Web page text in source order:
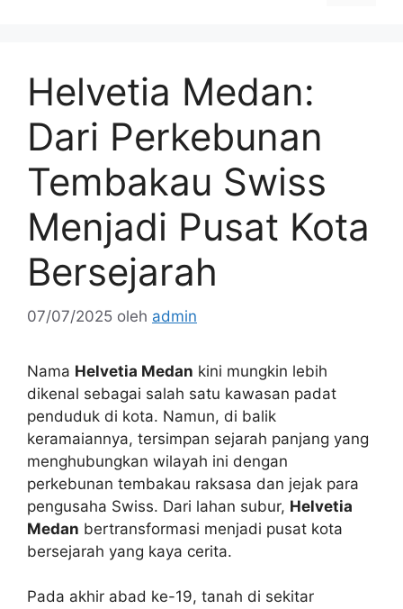
Helvetia Medan:
Dari Perkebunan
Tembakau Swiss
Menjadi Pusat Kota
Bersejarah
07/07/2025 oleh admin
Nama Helvetia Medan kini mungkin lebih
dikenal sebagai salah satu kawasan padat
penduduk di kota. Namun, di balik
keramaiannya, tersimpan sejarah panjang yang
menghubungkan wilayah ini dengan
perkebunan tembakau raksasa dan jejak para
pengusaha Swiss. Dari lahan subur, Helvetia
Medan bertransformasi menjadi pusat kota
bersejarah yang kaya cerita.
Pada akhir abad ke-19, tanah di sekitar